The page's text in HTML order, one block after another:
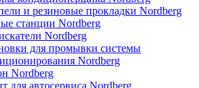
и резиновые прокладки Nordberg
станции Nordberg
Nordberg
для промывки системы
Nordberg
Nordberg
для автосервиса Nordberg